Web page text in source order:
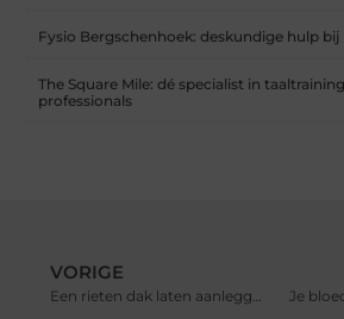
Fysio Bergschenhoek: deskundige hulp
The Square Mile: dé specialist in
professionals
VORIGE
Een rieten dak laten aanleggen Je